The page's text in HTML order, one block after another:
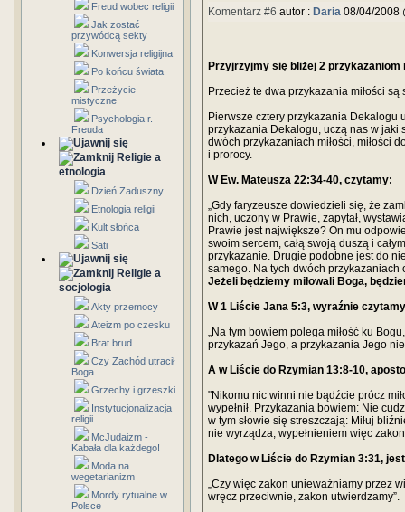
Freud wobec religii
Jak zostać
przywódcą sekty
Konwersja religijna
Po końcu świata
Przeżycie
mistyczne
Psychologia r.
Freuda
Religie a
etnologia
Dzień Zaduszny
Etnologia religii
Kult słońca
Sati
Religie a
socjologia
Akty przemocy
Ateizm po czesku
Brat brud
Czy Zachód utracił
Boga
Grzechy i grzeszki
Instytucjonalizacja
religii
McJudaizm -
Kabała dla każdego!
Moda na
wegetarianizm
Mordy rytualne w
Polsce
Komentarz #6 autor : Daria 08/04/2008
Przyjrzyjmy się bliżej 2 przykazaniom
Przecież te dwa przykazania miłości
Pierwsze cztery przykazania Dekalogu
przykazania Dekalogu, uczą nas w jaki
dwóch przykazaniach miłości, miłości
i prorocy.
W Ew. Mateusza 22:34-40, czytamy:
„Gdy faryzeusze dowiedzieli się, że
nich, uczony w Prawie, zapytał,
Prawie jest największe? On mu
swoim sercem, całą swoją duszą i
przykazanie. Drugie podobne jest do
samego. Na tych dwóch przykazaniach
Jeżeli będziemy miłowali Boga,
W 1 Liście Jana 5:3, wyraźnie
„Na tym bowiem polega miłość ku
przykazań Jego, a przykazania Jego
A w Liście do Rzymian 13:8-10,
"Nikomu nic winni nie bądźcie prócz
wypełnił. Przykazania bowiem: Nie
w tym słowie się streszczają: Miłuj
nie wyrządza; wypełnieniem więc
Dlatego w Liście do Rzymian 3:31,
„Czy więc zakon unieważniamy przez
wręcz przeciwnie, zakon utwierdzamy”.